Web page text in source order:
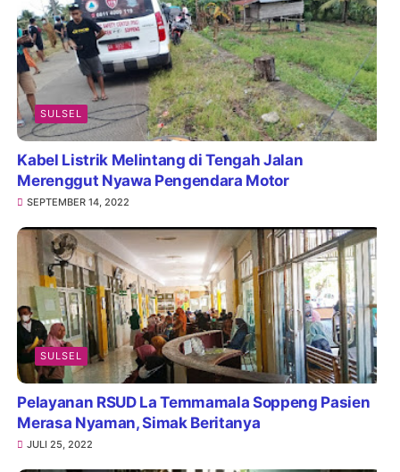
SULSEL
Kabel Listrik Melintang di Tengah Jalan
Merenggut Nyawa Pengendara Motor
SEPTEMBER 14, 2022
SULSEL
Pelayanan RSUD La Temmamala Soppeng Pasien
Merasa Nyaman, Simak Beritanya
JULI 25, 2022